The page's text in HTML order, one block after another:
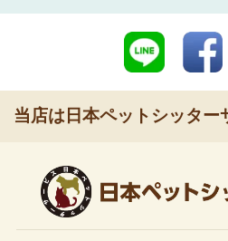
当店は日本ペットシッター